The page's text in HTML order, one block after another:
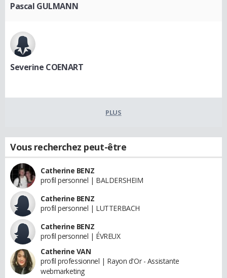
Pascal GULMANN
Severine COENART
PLUS
Vous recherchez peut-être
Catherine BENZ
profil personnel | BALDERSHEIM
Catherine BENZ
profil personnel | LUTTERBACH
Catherine BENZ
profil personnel | ÉVREUX
Catherine VAN
profil professionnel | Rayon d'Or - Assistante
webmarketing